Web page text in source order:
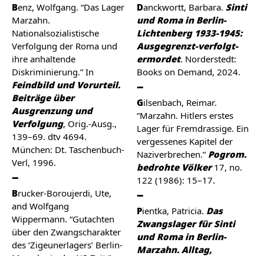
Benz, Wolfgang. “Das Lager
Marzahn.
Nationalsozialistische
Verfolgung der Roma und
ihre anhaltende
Diskriminierung.” In
Feindbild und Vorurteil.
Beiträge über
Ausgrenzung und
Verfolgung, Orig.-Ausg.,
139–69. dtv 4694.
München: Dt. Taschenbuch-
Verl, 1996.
Brucker-Boroujerdi, Ute,
and Wolfgang
Wippermann. “Gutachten
über den Zwangscharakter
des ‘Zigeunerlagers’ Berlin-
Danckwortt, Barbara. Sinti
und Roma in Berlin-
Lichtenberg 1933-1945:
Ausgegrenzt-verfolgt-
ermordet. Norderstedt:
Books on Demand, 2024.
Gilsenbach, Reimar.
“Marzahn. Hitlers erstes
Lager für Fremdrassige. Ein
vergessenes Kapitel der
Naziverbrechen.” Pogrom.
bedrohte Völker17, no.
122 (1986): 15–17.
Pientka, Patricia. Das
Zwangslager für Sinti
und Roma in Berlin-
Marzahn. Alltag,